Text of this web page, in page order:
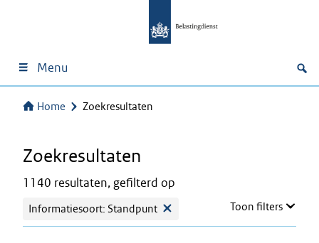
Menu
Home Zoekresultaten
Zoekresultaten
1140 resultaten, gefilterd op
Informatiesoort: Standpunt Toon filters